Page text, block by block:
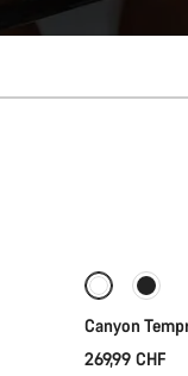
Canyon
269,99 CHF